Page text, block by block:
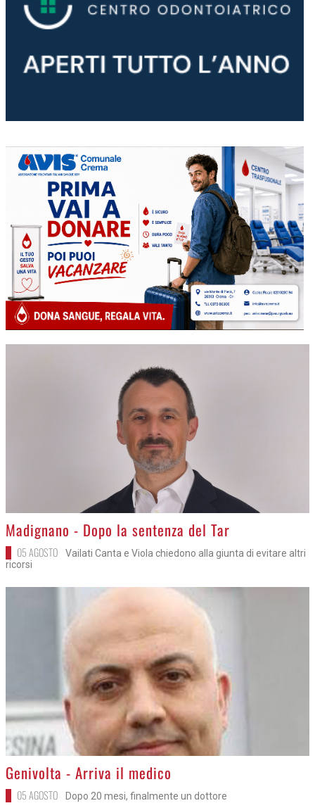
>Madignano - Dopo la sentenza del Tar
05 AGOSTO
Vailati Canta e Viola chiedono alla giunta di evitare altri
ricorsi
>
Genivolta - Arriva il medico
05 AGOSTO Dopo 20 mesi, finalmente un dottore